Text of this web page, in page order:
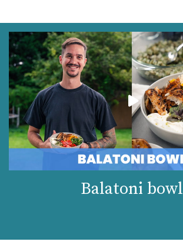
Balatoni bowl